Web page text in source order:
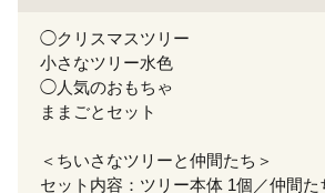
◯クリスマスツリー
小さなツリー水色
◯人気のおもちゃ
ままごとセット
＜ちいさなツリーと仲間たち＞
セット内容：ツリー本体 1個／仲間